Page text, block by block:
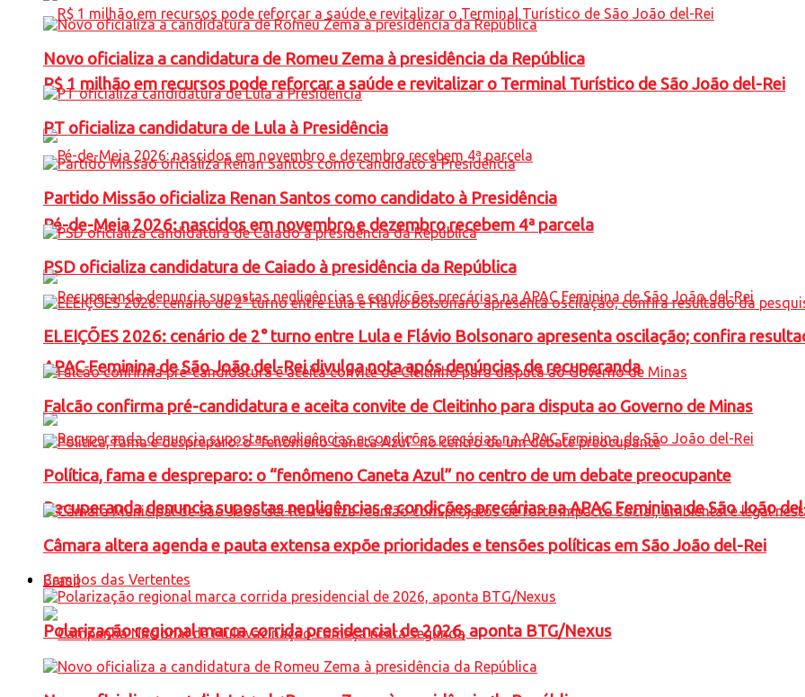
R$ 1 milhão em recursos pode reforçar a saúde e revitalizar o Terminal Turístico de São João del-Rei
Pé-de-Meia 2026: nascidos em novembro e dezembro recebem 4ª parcela
APAC Feminina de São João del-Rei divulga nota após denúncias de recuperanda
Recuperanda denuncia supostas negligências e condições precárias na APAC Feminina de São João
Campos das Vertentes
Novo oficializa a candidatura de Romeu Zema à presidência da República
PT oficializa candidatura de Lula à Presidência
Partido Missão oficializa Renan Santos como candidato à Presidência
PSD oficializa candidatura de Caiado à presidência da República
ELEIÇÕES 2026: cenário de 2° turno entre Lula e Flávio Bolsonaro apresenta oscilação; confira
Falcão confirma pré-candidatura e aceita convite de Cleitinho para disputa ao Governo de Minas
Política, fama e despreparo: o “fenômeno Caneta Azul” no centro de um debate preocupante
Câmara altera agenda e pauta extensa expõe prioridades e tensões políticas em São João del-Rei
Brasil
Polarização regional marca corrida presidencial de 2026, aponta BTG/Nexus